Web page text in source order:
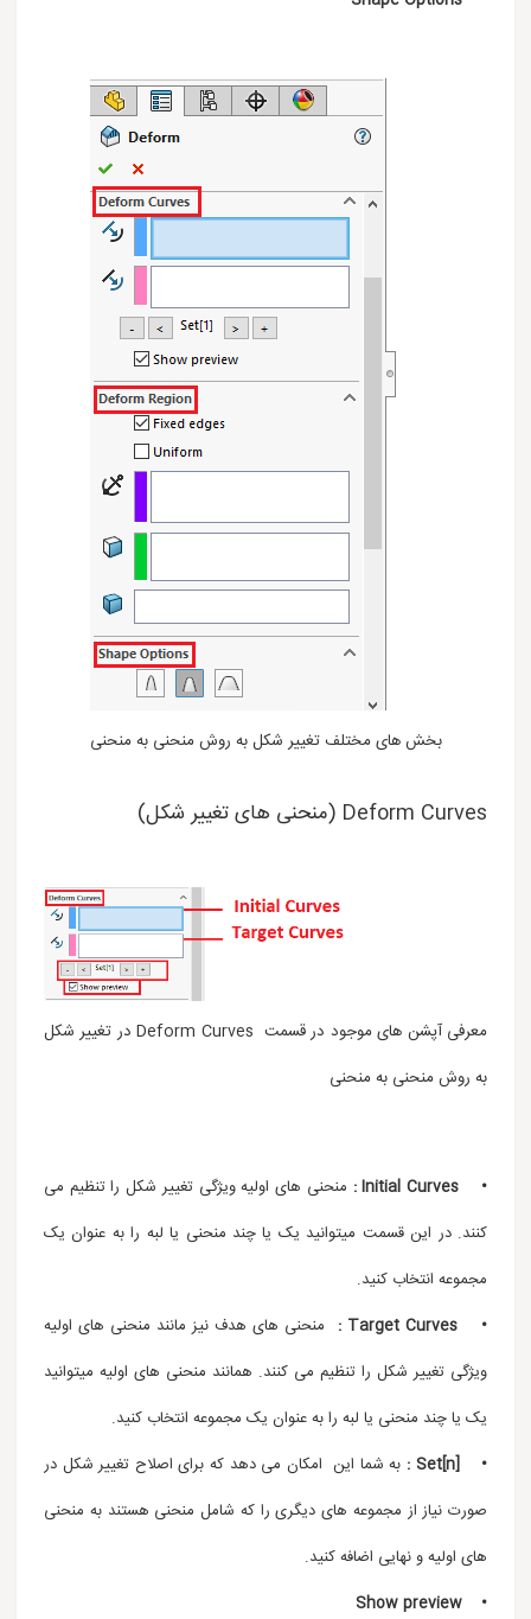
بخش های مختلف تغییر شکل به روش منحنی به منحنی
Deform Curves (منحنی های تغییر شکل)
معرفی آپشن های موجود در قسمت Deform Curves در تغییر شکل
به روش منحنی به منحنی
• Initial Curves :
منحنی های اولیه ویژگی تغییر شکل را تنظیم می
کنند. در این قسمت میتوانید یک یا چند منحنی یا لبه را به عنوان یک
مجموعه انتخاب کنید.
• Target Curves :
منحنی های هدف نیز مانند منحنی های اولیه
ویژگی تغییر شکل را تنظیم می کنند. همانند منحنی های اولیه میتوانید
یک یا چند منحنی یا لبه را به عنوان یک مجموعه انتخاب کنید.
• Set[n] :
به شما این امکان می دهد که برای اصلاح تغییر شکل در
صورت نیاز از مجموعه های دیگری را که شامل منحنی هستند به منحنی
های اولیه و نهایی اضافه کنید.
• Show preview